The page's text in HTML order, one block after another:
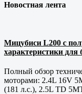
Новостная лента
Мицубиси L200 с
характеристики для
Полный обзор
моторами: 2.4L 16V
(181 л.с.), 2.5L TD